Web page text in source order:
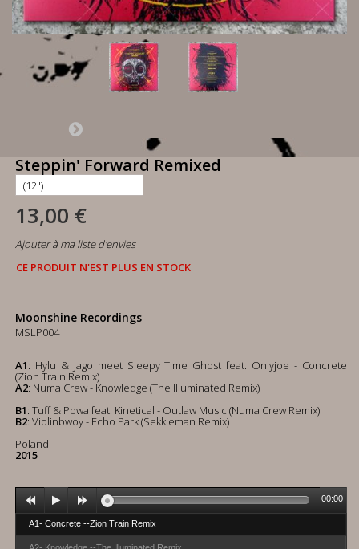
Steppin' Forward Remixed
13,00 €
Ajouter à ma liste d'envies
CE PRODUIT N'EST PLUS EN STOCK
Moonshine Recordings
MSLP004
A1: Hylu & Jago meet Sleepy Time Ghost feat. Onlyjoe - Concrete
(Zion Train Remix)
A2: Numa Crew - Knowledge (The Illuminated Remix)
B1: Tuff & Powa feat. Kinetical - Outlaw Music (Numa Crew Remix)
B2: Violinbwoy - Echo Park (Sekkleman Remix)
Poland
2015
A1- Concrete --Zion Train Remix
00:00